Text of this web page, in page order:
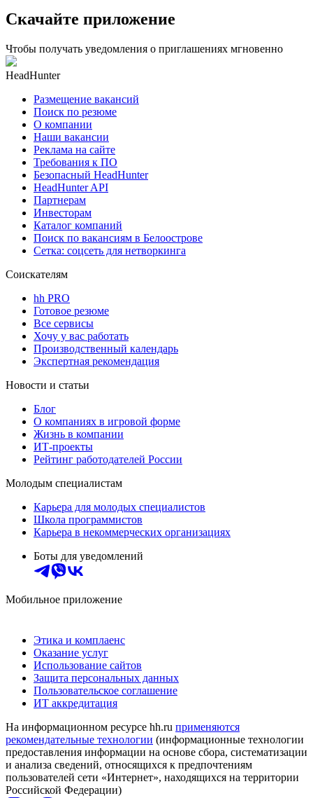
Скачайте приложение
Чтобы получать уведомления о приглашениях мгновенно
HeadHunter
Размещение вакансий
Поиск по резюме
О компании
Наши вакансии
Реклама на сайте
Требования к ПО
Безопасный HeadHunter
HeadHunter API
Партнерам
Инвесторам
Каталог компаний
Поиск по вакансиям в Белоострове
Сетка: соцсеть для нетворкинга
Соискателям
hh PRO
Готовое резюме
Все сервисы
Хочу у вас работать
Производственный календарь
Экспертная рекомендация
Новости и статьи
Блог
О компаниях в игровой форме
Жизнь в компании
ИТ-проекты
Рейтинг работодателей России
Молодым специалистам
Карьера для молодых специалистов
Школа программистов
Карьера в некоммерческих организациях
Боты для уведомлений
Мобильное приложение
Этика и комплаенс
Оказание услуг
Использование сайтов
Защита персональных данных
Пользовательское соглашение
ИТ аккредитация
На информационном ресурсе hh.ru применяются
рекомендательные технологии (информационные технологии
предоставления информации на основе сбора, систематизации
и анализа сведений, относящихся к предпочтениям
пользователей сети «Интернет», находящихся на территории
Российской Федерации)